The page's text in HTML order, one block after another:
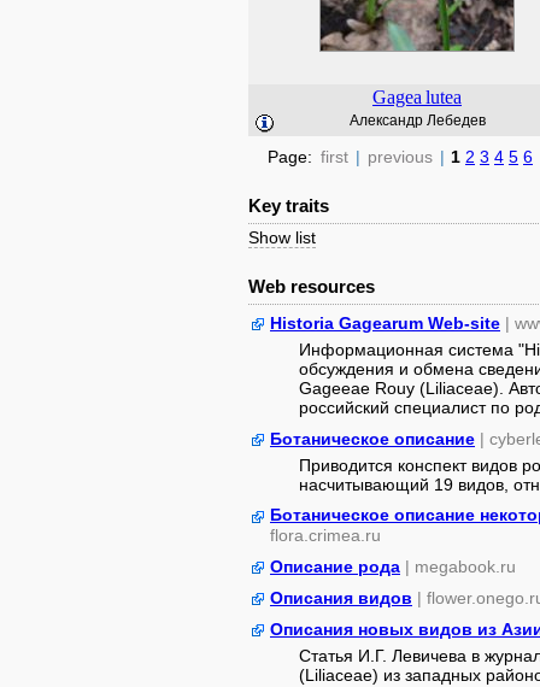
Gagea lutea
Александр Лебедев
Page: first | previous | 1 2 3 4 5 6
Key traits
Show list
Web resources
Historia Gagearum Web-site |
Информационная система
обсуждения и обмена
Gageeae Rouy (Liliaceae).
российский специалист по
Ботаническое описание |
Приводится конспект видов
насчитывающий 19 видов,
Ботаническое описание
flora.crimea.ru
Описание рода | megabook.ru
Описания видов |
Описания новых видов из
Статья И.Г. Левичева в
(Liliaceae) из западных